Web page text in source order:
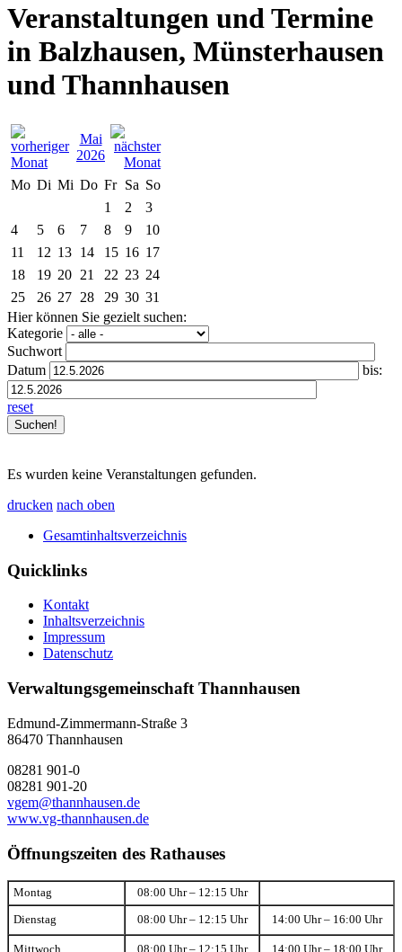
Veranstaltungen und Termine
in Balzhausen, Münsterhausen
und Thannhausen
Mai
2026
Mo Di Mi Do Fr Sa So
1
2
3
4
5 6 7 8 9
10
11
12 13 14 15 16 17
18
19 20 21 22 23 24
25
26 27 28 29 30 31
Hier können Sie gezielt suchen:
Kategorie
Suchwort
Datum
bis:
reset
Es wurden keine Veranstaltungen gefunden.
drucken nach oben
Gesamtinhaltsverzeichnis
Quicklinks
Kontakt
Inhaltsverzeichnis
Impressum
Datenschutz
Verwaltungsgemeinschaft Thannhausen
Edmund-Zimmermann-Straße 3
86470 Thannhausen
08281 901-0
08281 901-20
vgem@thannhausen.de
www.vg-thannhausen.de
Öffnungszeiten des Rathauses
Montag 08:00 Uhr – 12:15 Uhr
Dienstag 08:00 Uhr – 12:15 Uhr 14:00 Uhr – 16:00 Uhr